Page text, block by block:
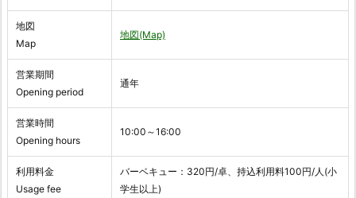
地図
Map
地図(Map)
営業期間
Opening period
通年
営業時間
Opening hours
10:00～16:00
利用料金
Usage fee
バーベキュー：320円/卓、持込利用料100円/人(小
学生以上)